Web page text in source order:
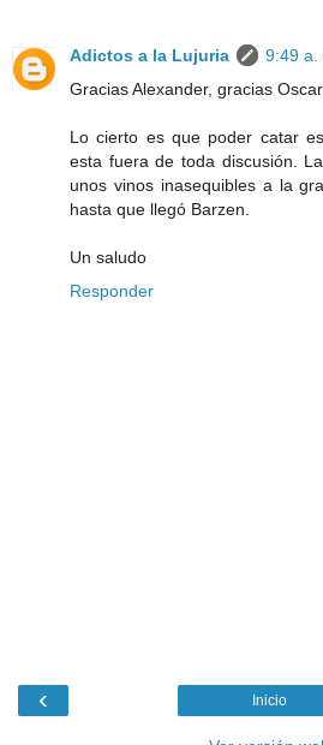
Adictos a la Lujuria
9:49 a.
Gracias Alexander, gracias Oscar.
Lo cierto es que poder catar
esta fuera de toda discusión.
unos vinos inasequibles a la
hasta que llegó Barzen.
Un saludo
Responder
‹ Inicio